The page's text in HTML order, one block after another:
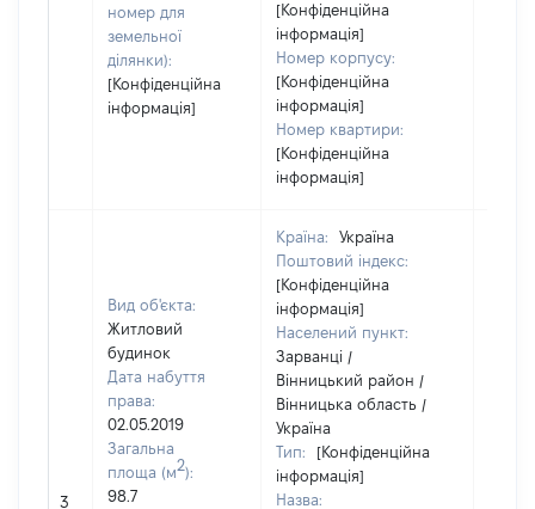
номер для
земельної
ділянки):
[Конфіденційна
інформація]
[Конфіденційна
інформація]
Номер корпусу:
[Конфіденційна
інформація]
Номер квартири:
[Конфіденційна
інформація]
3
Вид об'єкта:
Житловий
будинок
Дата набуття
права:
02.05.2019
Загальна
площа (м2):
98.7
Країна:
Україна
Поштовий індекс:
[Конфіденційна
інформація]
Населений пункт:
Зарванці /
Вінницький район /
Вінницька область /
Україна
Тип:
[Конфіденційна
інформація]
Назва: